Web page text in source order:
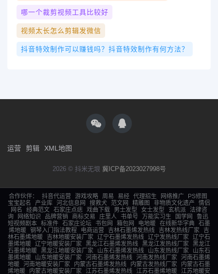
哪一个裁剪视频工具比较好
视频太长怎么剪辑发微信
抖音特效制作可以赚钱吗？抖音特效制作有何方法？
运营 剪辑 XML地图
2026 © 抖米无垠 冀ICP备2023027998号
合作伙伴： 抖音代运营 游戏攻略 周易 易经 代理招生 网络推广
PS修图
宝宝起名
产业库 河北信息网 搜救犬 范文网 精雕图 非物质文化遗产
情侣
网名
经典范文 石家庄点痣 戏曲下载 男士发型 女士发型 玄机派
法律咨
询
网络知识 品牌营销 商标交易 庄里人 书单号 万能实习生 国学网
鲁迅
短视频剧本 标准件 石家庄论坛 书包网 箱包网 电地暖 在线新华字典 石墨
烯地暖 钢琴入门指法教程 电商运营 吉林石墨烯发热线 吉林发热线厂家
吉
林石墨烯地暖
吉林地暖安装厂家 辽宁石墨烯发热线 辽宁发热线厂家
辽宁石
墨烯地暖 辽宁地暖安装厂家 黑龙江石墨烯发热线 黑龙江发热线厂家
黑龙江
石墨烯地暖 黑龙江地暖安装厂家 山东石墨烯发热线 山东发热线厂家
山东石
墨烯地暖
山东地暖安装厂家 河南石墨烯发热线 河南发热线厂家
河南石墨烯
地暖 河南地暖安装厂家 内蒙古石墨烯发热线 内蒙古发热线厂家
内蒙古石墨
烯地暖
内蒙古地暖安装厂家 江苏石墨烯发热线 江苏石墨烯地暖 江苏地暖安